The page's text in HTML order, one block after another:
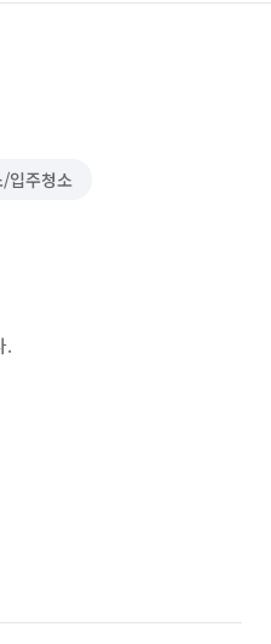
입주청소
.